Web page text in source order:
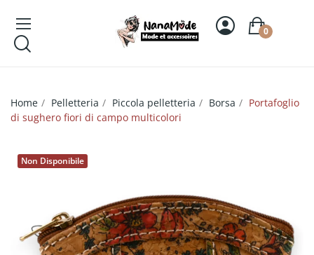
0
Home Pelletteria Piccola pelletteria Borsa
Portafoglio
di sughero fiori di campo multicolori
Non Disponibile